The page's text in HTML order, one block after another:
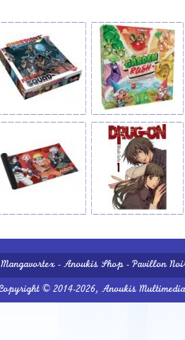
Mangavortex - Anoukis Shop - Pavillon
© 2014-2026, Anoukis Multimedia